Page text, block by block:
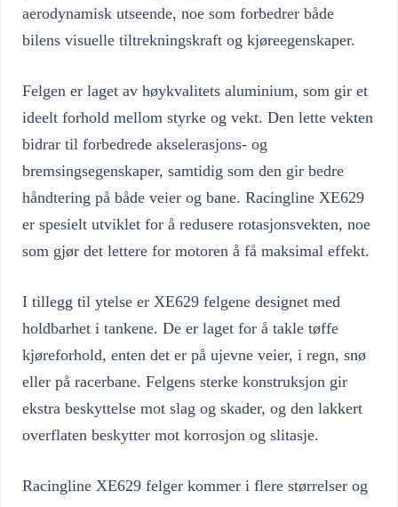
aerodynamisk utseende, noe som forbedrer både
bilens visuelle tiltrekningskraft og kjøreegenskaper.
Felgen er laget av høykvalitets aluminium, som gir et
ideelt forhold mellom styrke og vekt. Den lette vekten
bidrar til forbedrede akselerasjons- og
bremsingsegenskaper, samtidig som den gir bedre
håndtering på både veier og bane. Racingline XE629
er spesielt utviklet for å redusere rotasjonsvekten, noe
som gjør det lettere for motoren å få maksimal effekt.
I tillegg til ytelse er XE629 felgene designet med
holdbarhet i tankene. De er laget for å takle tøffe
kjøreforhold, enten det er på ujevne veier, i regn, snø
eller på racerbane. Felgens sterke konstruksjon gir
ekstra beskyttelse mot slag og skader, og den lakkert
overflaten beskytter mot korrosjon og slitasje.
Racingline XE629 felger kommer i flere størrelser og